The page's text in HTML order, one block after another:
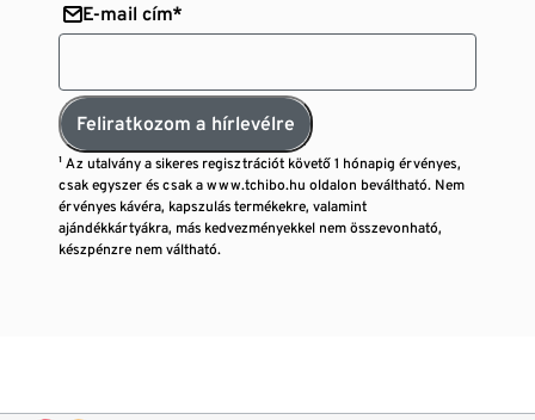
E-mail cím*
Feliratkozom a hírlevélre
¹ Az utalvány a sikeres regisztrációt követő 1 hónapig érvényes,
csak egyszer és csak a www.tchibo.hu oldalon beváltható. Nem
érvényes kávéra, kapszulás termékekre, valamint
ajándékkártyákra, más kedvezményekkel nem összevonható,
készpénzre nem váltható.